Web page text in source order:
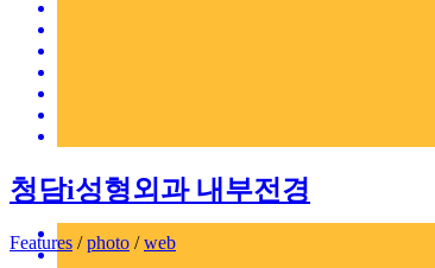
청담i성형외과 내부전경
Features /photo /web